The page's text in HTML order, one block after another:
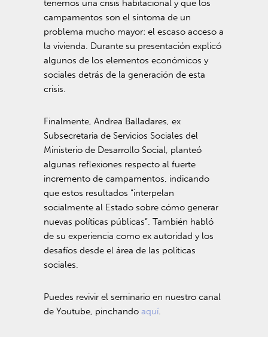
tenemos una crisis habitacional y que los
campamentos son el síntoma de un
problema mucho mayor: el escaso acceso a
la vivienda. Durante su presentación explicó
algunos de los elementos económicos y
sociales detrás de la generación de esta
crisis.
Finalmente, Andrea Balladares, ex
Subsecretaria de Servicios Sociales del
Ministerio de Desarrollo Social, planteó
algunas reflexiones respecto al fuerte
incremento de campamentos, indicando
que estos resultados “interpelan
socialmente al Estado sobre cómo generar
nuevas políticas públicas”. También habló
de su experiencia como ex autoridad y los
desafíos desde el área de las políticas
sociales.
Puedes revivir el seminario en nuestro canal
de Youtube, pinchandoaquí.